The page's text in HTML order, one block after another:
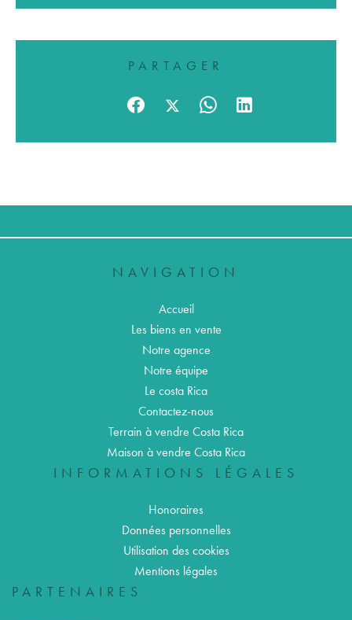
PARTAGER
NAVIGATION
Accueil
Les biens en vente
Notre agence
Notre équipe
Le costa Rica
Contactez-nous
Terrain à vendre Costa Rica
Maison à vendre Costa Rica
INFORMATIONS LÉGALES
Honoraires
Données personnelles
Utilisation des cookies
Mentions légales
PARTENAIRES